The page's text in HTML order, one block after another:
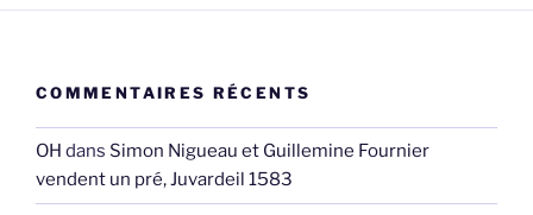
COMMENTAIRES RÉCENTS
OH dans Simon Nigueau et Guillemine Fournier
vendent un pré, Juvardeil 1583